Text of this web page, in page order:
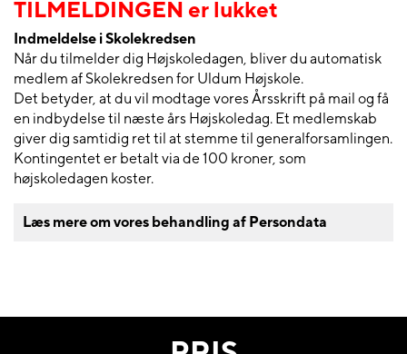
TILMELDINGEN er lukket
Indmeldelse i Skolekredsen
Når du tilmelder dig Højskoledagen, bliver du automatisk
medlem af Skolekredsen for Uldum Højskole.
Det betyder, at du vil modtage vores Årsskrift på mail og få
en indbydelse til næste års Højskoledag. Et medlemskab
giver dig samtidig ret til at stemme til generalforsamlingen.
Kontingentet er betalt via de 100 kroner, som
højskoledagen koster.
Læs mere om vores behandling af Persondata